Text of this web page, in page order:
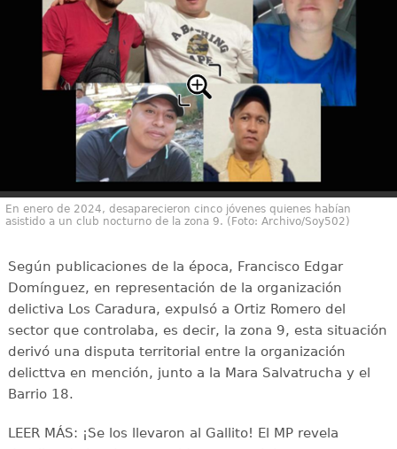
En enero de 2024, desaparecieron cinco jóvenes quienes habían
asistido a un club nocturno de la zona 9. (Foto: Archivo/Soy502)
Según publicaciones de la época, Francisco Edgar
Domínguez, en representación de la organización
delictiva Los Caradura, expulsó a Ortiz Romero del
sector que controlaba, es decir, la zona 9, esta situación
derivó una disputa territorial entre la organización
delicttva en mención, junto a la Mara Salvatrucha y el
Barrio 18.
LEER MÁS: ¡Se los llevaron al Gallito! El MP revela